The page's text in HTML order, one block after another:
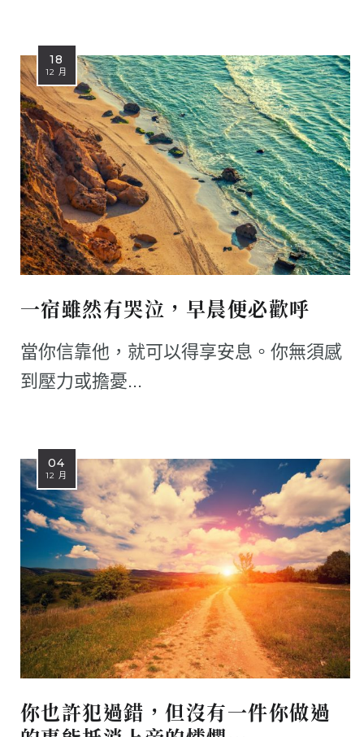
18
12 月
一宿雖然有哭泣，早晨便必歡呼
當你信靠他，就可以得享安息。你無須感
到壓力或擔憂...
04
12 月
你也許犯過錯，但沒有一件你做過